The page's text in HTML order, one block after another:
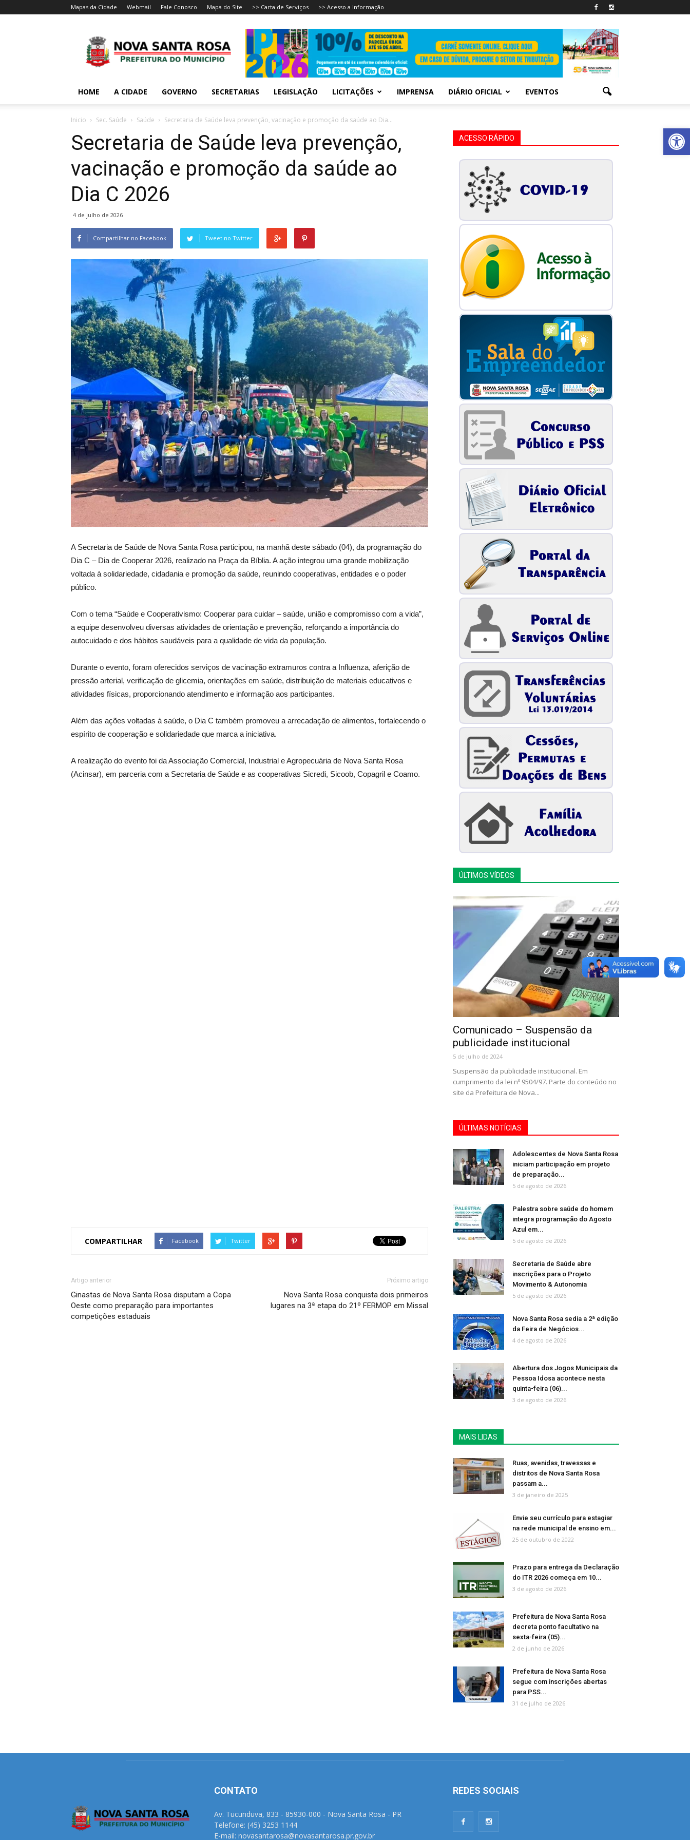
Abrir
Mapas da Cidade Webmail Fale Conosco Mapa do Site >> Carta de Serviços >> Acesso a Informação
HOME A CIDADE GOVERNO SECRETARIAS LEGISLAÇÃO LICITAÇÕES IMPRENSA DIÁRIO OFICIAL EVENTOS
Inicio Sec. Saúde Saúde Secretaria de Saúde leva prevenção, vacinação e promoção da saúde ao Dia...
Secretaria de Saúde leva prevenção,
vacinação e promoção da saúde ao
Dia C 2026
4 de julho de 2026
Compartilhar no Facebook Tweet no Twitter
A Secretaria de Saúde de Nova Santa Rosa participou, na manhã deste sábado (04), da programação do
Dia C – Dia de Cooperar 2026, realizado na Praça da Bíblia. A ação integrou uma grande mobilização
voltada à solidariedade, cidadania e promoção da saúde, reunindo cooperativas, entidades e o poder
público.
Com o tema “Saúde e Cooperativismo: Cooperar para cuidar – saúde, união e compromisso com a vida”,
a equipe desenvolveu diversas atividades de orientação e prevenção, reforçando a importância do
autocuidado e dos hábitos saudáveis para a qualidade de vida da população.
Durante o evento, foram oferecidos serviços de vacinação extramuros contra a Influenza, aferição de
pressão arterial, verificação de glicemia, orientações em saúde, distribuição de materiais educativos e
atividades físicas, proporcionando atendimento e informação aos participantes.
Além das ações voltadas à saúde, o Dia C também promoveu a arrecadação de alimentos, fortalecendo o
espírito de cooperação e solidariedade que marca a iniciativa.
A realização do evento foi da Associação Comercial, Industrial e Agropecuária de Nova Santa Rosa
(Acinsar), em parceria com a Secretaria de Saúde e as cooperativas Sicredi, Sicoob, Copagril e Coamo.
COMPARTILHAR Facebook Twitter
Artigo anterior
Ginastas de Nova Santa Rosa disputam a Copa
Oeste como preparação para importantes
competições estaduais
Próximo artigo
Nova Santa Rosa conquista dois primeiros
lugares na 3ª etapa do 21º FERMOP em Missal
ACESSO RÁPIDO
ÚLTIMOS VÍDEOS
Comunicado – Suspensão da
publicidade institucional
5 de julho de 2024
Suspensão da publicidade institucional. Em
cumprimento da lei nº 9504/97. Parte do conteúdo no
site da Prefeitura de Nova...
ÚLTIMAS NOTÍCIAS
Adolescentes de Nova Santa Rosa
iniciam participação em projeto
de preparação...
5 de agosto de 2026
Palestra sobre saúde do homem
integra programação do Agosto
Azul em...
5 de agosto de 2026
Secretaria de Saúde abre
inscrições para o Projeto
Movimento & Autonomia
5 de agosto de 2026
Nova Santa Rosa sedia a 2ª edição
da Feira de Negócios...
4 de agosto de 2026
Abertura dos Jogos Municipais da
Pessoa Idosa acontece nesta
quinta-feira (06)...
3 de agosto de 2026
MAIS LIDAS
Ruas, avenidas, travessas e
distritos de Nova Santa Rosa
passam a...
3 de janeiro de 2025
Envie seu currículo para estagiar
na rede municipal de ensino em...
25 de outubro de 2022
Prazo para entrega da Declaração
do ITR 2026 começa em 10...
3 de agosto de 2026
Prefeitura de Nova Santa Rosa
decreta ponto facultativo na
sexta-feira (05)...
2 de junho de 2026
Prefeitura de Nova Santa Rosa
segue com inscrições abertas
para PSS...
31 de julho de 2026
CONTATO
Av. Tucunduva, 833 - 85930-000 - Nova Santa Rosa - PR
Telefone: (45) 3253 1144
E-mail: novasantarosa@novasantarosa.pr.gov.br
REDES SOCIAIS